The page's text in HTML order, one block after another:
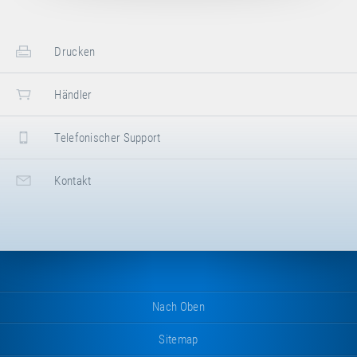
Drucken
Händler
Telefonischer Support
Kontakt
Nach Oben
Sitemap